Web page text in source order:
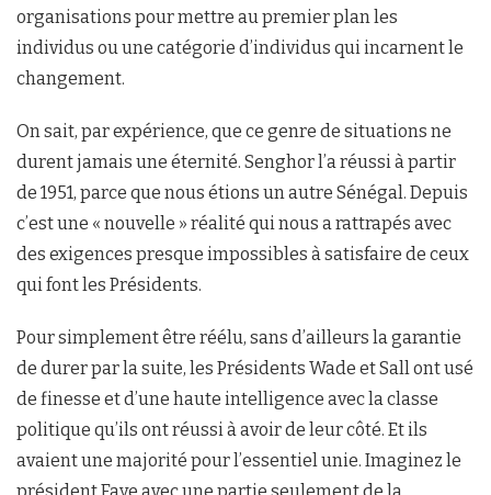
organisations pour mettre au premier plan les
individus ou une catégorie d’individus qui incarnent le
changement.
On sait, par expérience, que ce genre de situations ne
durent jamais une éternité. Senghor l’a réussi à partir
de 1951, parce que nous étions un autre Sénégal. Depuis
c’est une « nouvelle » réalité qui nous a rattrapés avec
des exigences presque impossibles à satisfaire de ceux
qui font les Présidents.
Pour simplement être réélu, sans d’ailleurs la garantie
de durer par la suite, les Présidents Wade et Sall ont usé
de finesse et d’une haute intelligence avec la classe
politique qu’ils ont réussi à avoir de leur côté. Et ils
avaient une majorité pour l’essentiel unie. Imaginez le